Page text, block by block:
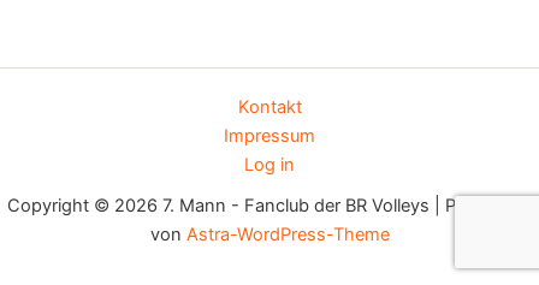
Kontakt
Impressum
Log in
Copyright © 2026 7. Mann - Fanclub der BR Volleys | Präsentiert
von Astra-WordPress-Theme